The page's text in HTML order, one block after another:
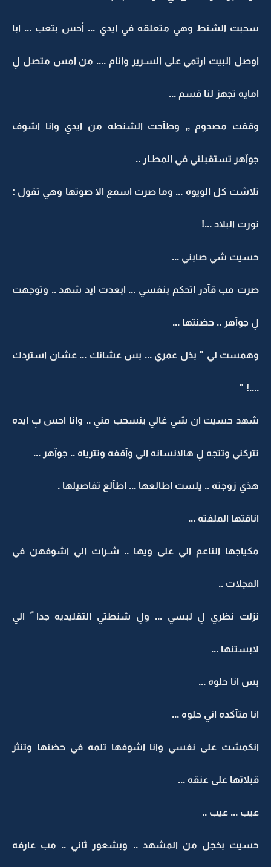
سحبت الشنط وهي متعلقه في ايدي ... أحس بتعب ... ابا
اوصل البيت ارتمي على السـرير وانآم .... من امس متصل لِ
امايه تجهز لنا قسم ...
وقفت مصدوم ,, وطآحت الشنطه من ايدي وانا اشوف
جوآهر تستقبلني في المطـآر ..
تلاشت كل الويوه ... وما صرت اسمع الا صوتها وهي تقول :
نورت البلاد ...!
حسيت شي صآبني ...
صرت مب قآدر اتحكم بنفسي ... ابعدت ايد شهد .. وتوجهت
لِ جوآهر .. حضنتها ...
وهمست لي " بذل عمري ... بس عشآنك ... عشآن استردك
....! "
شهد حسيت ان شي غالي ينسحب مني .. وانا احس بِ ايده
تتركني وتتجه لِ هالانسآنه الي وآقفه وتترياه .. جوآهر ...
هذي زوجته .. يلست اطالعها ... اطآلع تفاصيلها .
اناقتها الملفته ...
مكيآجها الناعم الي على ويها .. شـرات الي اشوفهن في
المجلات ..
نزلت نظري لِ لبسي ... ولِ شنطتي التقليديه جدا ً الي
لابستنها ...
بس انا حلوه ...
انا متآكده اني حلوه ...
انكمشت على نفسي وانا اشوفها تلمه في حضنها وتنثر
قبلاتها على عنقه ...
عيب ... عيب ..
حسيت بخجل من المشهد .. وبشعور ثآني .. مب عارفه